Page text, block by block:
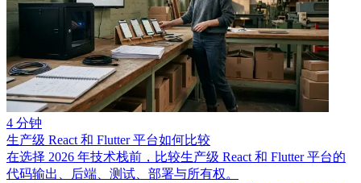
4 分钟
生产级 React 和 Flutter 平台如何比较
在选择 2026 年技术栈前，比较生产级 React 和 Flutter 平台的
代码输出、后端、测试、部署与所有权。